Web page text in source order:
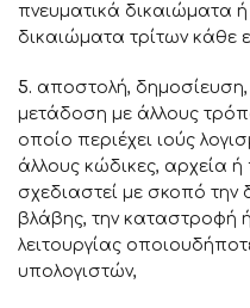
πνευματικά δικαιώματα
δικαιώματα τρίτων κάθε
5. αποστολή,
μετάδοση με άλλους
οποίο περιέχει ιούς
άλλους κώδικες, αρχεία
σχεδιαστεί με σκοπό την
βλάβης, την καταστροφή
λειτουργίας
υπολογιστών,